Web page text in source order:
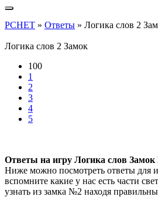
PCHET » Ответы » Логика слов 2
Логика слов 2 Замок
100
1
2
3
4
5
Ответы на игру Логика слов
Ниже можно посмотреть ответы для
вспомните какие у нас есть части
узнать из замка №2 находя